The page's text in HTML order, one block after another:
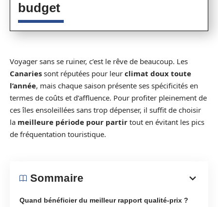
budget
Voyager sans se ruiner, c’est le rêve de beaucoup. Les
Canaries sont réputées pour leur climat doux toute
l’année, mais chaque saison présente ses spécificités en
termes de coûts et d’affluence. Pour profiter pleinement de
ces îles ensoleillées sans trop dépenser, il suffit de choisir
la meilleure période pour partir tout en évitant les pics
de fréquentation touristique.
Sommaire
Quand bénéficier du meilleur rapport qualité-prix ?